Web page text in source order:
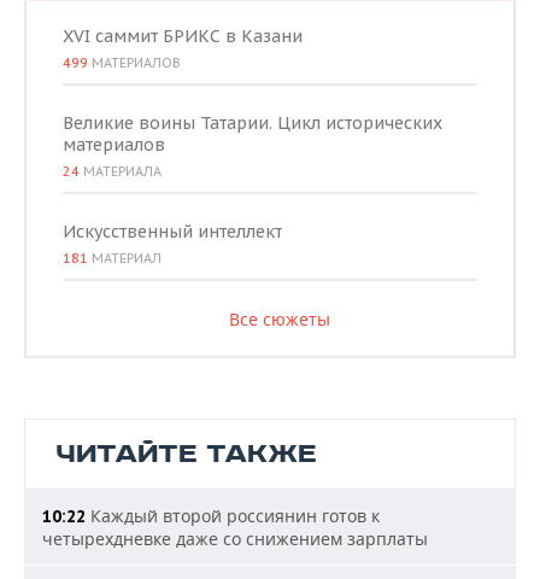
XVI саммит БРИКС в Казани
499 МАТЕРИАЛОВ
Великие воины Татарии. Цикл исторических
материалов
24 МАТЕРИАЛА
Искусственный интеллект
181 МАТЕРИАЛ
Все сюжеты
ЧИТАЙТЕ ТАКЖЕ
10:22 Каждый второй россиянин готов к
четырехдневке даже со снижением зарплаты